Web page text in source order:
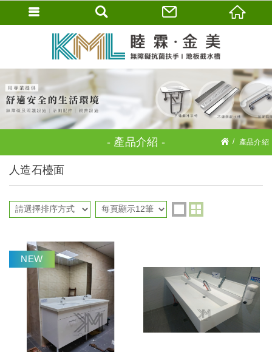
產品介紹 產品介紹
人造石檯面